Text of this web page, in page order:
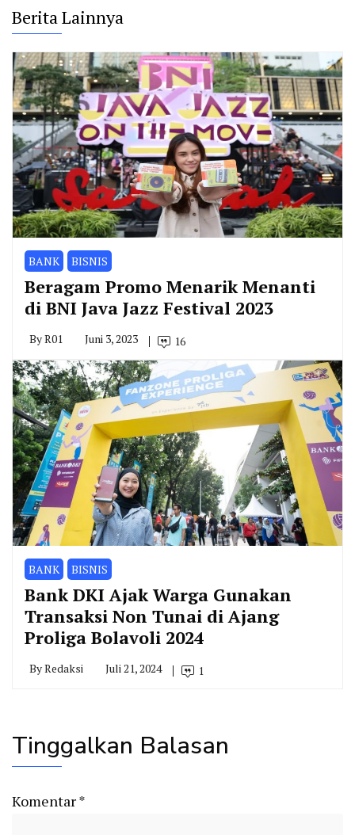
Berita Lainnya
BANK BISNIS
Beragam Promo Menarik Menanti
di BNI Java Jazz Festival 2023
ByR01 Juni 3, 2023 16
BANK BISNIS
Bank DKI Ajak Warga Gunakan
Transaksi Non Tunai di Ajang
Proliga Bolavoli 2024
ByRedaksi Juli 21, 2024 1
Tinggalkan Balasan
Komentar*